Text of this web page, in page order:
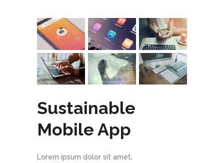
Sustainable
Mobile App
Lorem ipsum dolor sit amet,